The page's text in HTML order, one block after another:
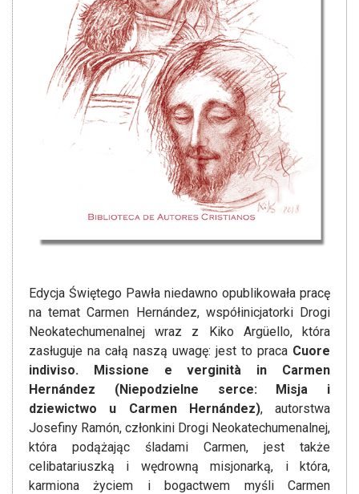
Edycja Świętego Pawła niedawno opublikowała pracę
na temat Carmen Hernández, współinicjatorki Drogi
Neokatechumenalnej wraz z Kiko Argüello, która
zasługuje na całą naszą uwagę: jest to praca Cuore
indiviso. Missione e verginità in Carmen
Hernández (Niepodzielne serce: Misja i
dziewictwo u Carmen Hernández), autorstwa
Josefiny Ramón, członkini Drogi Neokatechumenalnej,
która podążając śladami Carmen, jest także
celibatariuszką i wędrowną misjonarką, i która,
karmiona życiem i bogactwem myśli Carmen